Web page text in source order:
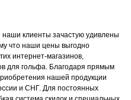
наши клиенты зачастую удивлены
что наши цены выгодно
интернет-магазинов,
для гольфа. Благодаря прямым
нашей продукции
и СНГ. Для постоянных